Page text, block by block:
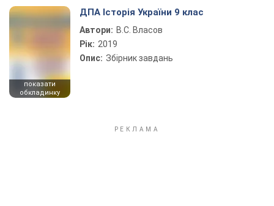
показати
обкладинку
ДПА Історія України 9 клас
Автори: В.С. Власов
Рік: 2019
Опис: Збірник завдань